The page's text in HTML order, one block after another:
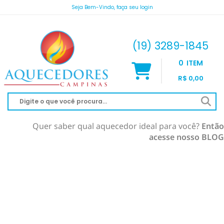
Seja Bem-Vindo, faça seu login
(19) 3289-1845
0 ITEM
R$ 0,00
Quer saber qual aquecedor ideal para você? Então
acesse nosso BLOG